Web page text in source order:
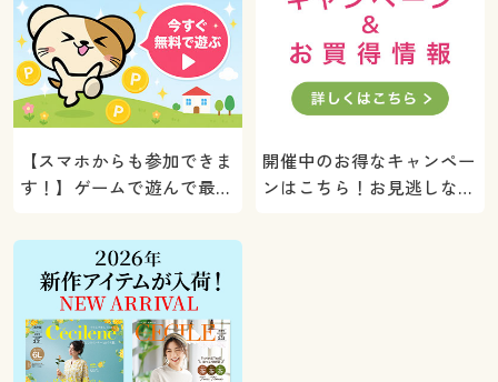
【スマホからも参加できま
す！】ゲームで遊んで最大
ト！
開催中のお得なキャンペー
ンはこちら！お見逃しな